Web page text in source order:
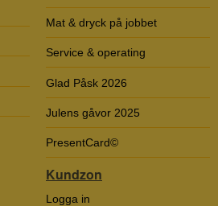
Mat & dryck på jobbet
Service & operating
Glad Påsk 2026
Julens gåvor 2025
PresentCard©
Kundzon
Logga in